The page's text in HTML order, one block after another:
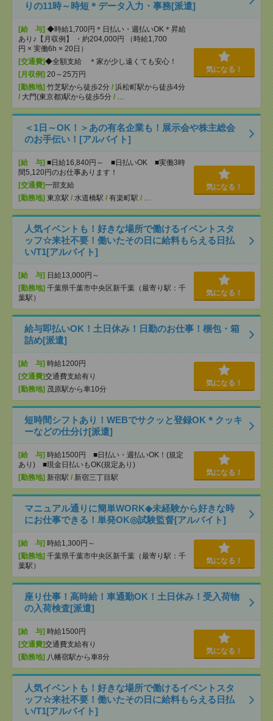
りの11時～時短＊データ入力・事務[派遣]
[給 与] ◆時給1,700円＊日払い・週払いOK＊昇給
あり♪【月収例】 ・約204,000円 （時給1,700
円 × 実働6h × 20日）
[交通費]◆全額支給 ＊家が少し遠くても安心！
[月収例] 20～25万円
[勤務地] 竹芝駅から徒歩2分 / 浜松町駅から徒歩4分
/ 大門(東京都)駅から徒歩5分 / …
気になる！
＜1日～OK！＞あの有名企業も！展示会や株主総会
のお手伝い！[アルバイト]
[給 与] ■日給16,840円～ ■日払いOK ■実働3時
間5,120円のお仕事あります！
[交通費]一部支給
[勤務地] 東京駅 / 水道橋駅 / 有楽町駅 / …
気になる！
人気イベントも！好きな場所で働けるイベントスタ
ッフ☆来社不要！働いたその日に給料もらえる日払
い/T1[アルバイト]
[給 与] 日給13,000円～
[勤務地] 千葉県千葉市中央区新千葉（最寄り駅：千
葉駅）
気になる！
給与即払いOK！土日休み！日勤のお仕事！梱包・箱
詰め[派遣]
[給 与] 時給1200円
[交通費]交通費支給有り
[勤務地] 茂原駅から車10分
気になる！
短時間シフトあり！WEBでサクッと登録OK＊クッキ
ーなどの仕分け[派遣]
[給 与] 時給1500円 ■日払い・週払いOK！(規定
あり) ■現金日払いもOK(規定あり)
[勤務地] 新宿駅 / 新宿三丁目駅
気になる！
マニュアル通りに簡単WORK◆未経験から好きな時
にお仕事できる！単発OK◎試験監督[アルバイト]
[給 与] 時給1,300円～
[勤務地] 千葉県千葉市中央区新千葉（最寄り駅：千
葉駅）
気になる！
座り仕事！高時給！車通勤OK！土日休み！受入荷物
の入荷検査[派遣]
[給 与] 時給1500円
[交通費]交通費支給有り
[勤務地] 八幡宿駅から車8分
気になる！
人気イベントも！好きな場所で働けるイベントスタ
ッフ☆来社不要！働いたその日に給料もらえる日払
い/T1[アルバイト]